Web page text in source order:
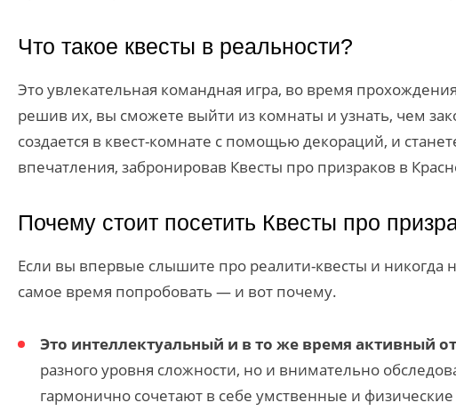
Что такое квесты в реальности?
Это увлекательная командная игра, во время
решив их, вы сможете выйти из комнаты и узнать, чем
создается в квест-комнате с помощью декораций, и
впечатления, забронировав Квесты про призраков в
Почему стоит посетить Квесты про
Если вы впервые слышите про реалити-квесты и никогда
самое время попробовать — и вот почему.
Это интеллектуальный и в то же время активный
разного уровня сложности, но и внимательно
гармонично сочетают в себе умственные и физические